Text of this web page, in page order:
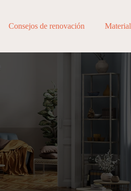
Consejos de renovación